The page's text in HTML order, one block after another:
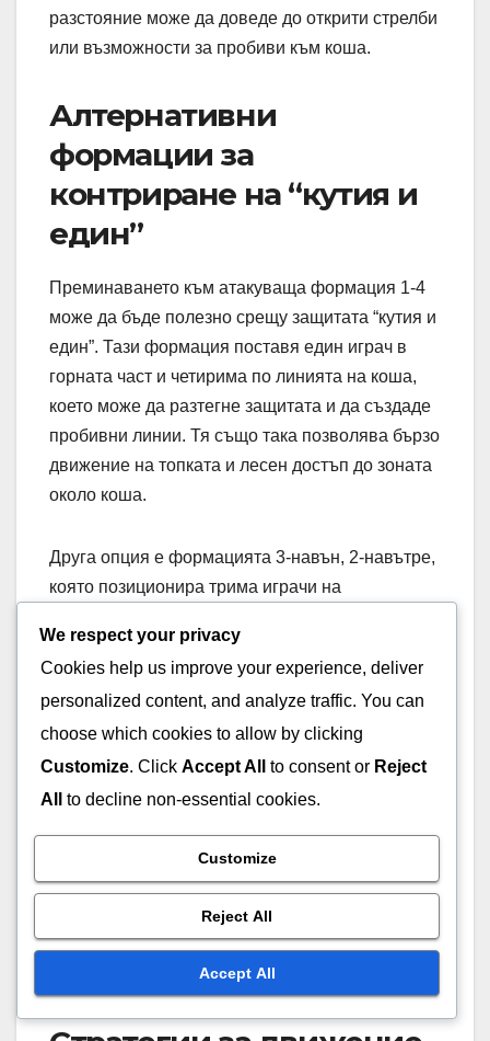
разстояние може да доведе до открити стрелби
или възможности за пробиви към коша.
Алтернативни
формации за
контриране на “кутия и
един”
Преминаването към атакуваща формация 1-4
може да бъде полезно срещу защитата “кутия и
един”. Тази формация поставя един играч в
горната част и четирима по линията на коша,
което може да разтегне защитата и да създаде
пробивни линии. Тя също така позволява бързо
движение на топката и лесен достъп до зоната
около коша.
Друга опция е формацията 3-навън, 2-навътре,
която позиционира трима играчи на
може да изтегли защитниците извън зоната,
отваряйки възможности за точки от
вътрешността или стрелба отвън. Тя също така
позволява ефективно борба за топка срещу
защитата “кутия и един”.
допълнително да обърка “кутия и един”. Чрез
постоянно движениена играчите, защитата
има трудности да поддържа структурата си,
което води до потенциални сривове и
възможности за точки.
We respect your privacy
Cookies help us improve your experience, deliver
personalized content, and analyze traffic. You can
choose which cookies to allow by clicking
Customize. Click Accept All to consent or Reject
All
to decline non-essential cookies.
Customize
Reject All
Accept All